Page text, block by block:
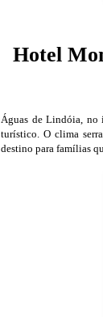
Hotel
Águas de Lindóia, no
turístico. O clima
destino para famílias